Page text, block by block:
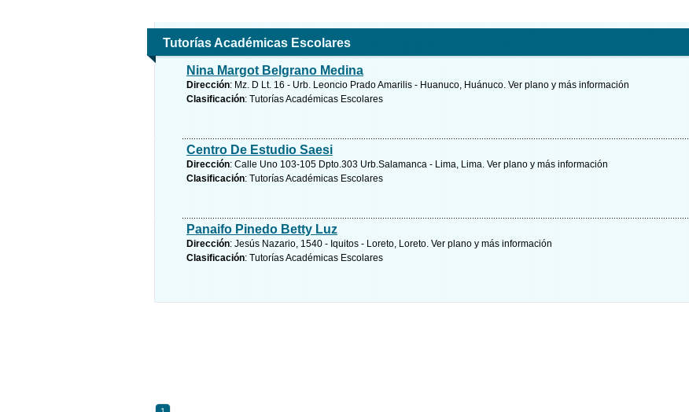
Tutorías Académicas Escolares
Nina Margot Belgrano Medina
Dirección: Mz. D Lt. 16 - Urb. Leoncio Prado Amarilis - Huanuco, Huánuco. Ver plano y más información
Clasificación: Tutorías Académicas Escolares
Centro De Estudio Saesi
Dirección: Calle Uno 103-105 Dpto.303 Urb.Salamanca - Lima, Lima. Ver plano y más información
Clasificación: Tutorías Académicas Escolares
Panaifo Pinedo Betty Luz
Dirección: Jesús Nazario, 1540 - Iquitos - Loreto, Loreto. Ver plano y más información
Clasificación: Tutorías Académicas Escolares